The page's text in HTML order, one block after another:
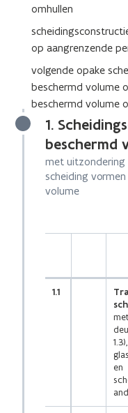
omhullen
op aangrenzende
volgende opake
beschermd volume
beschermd volume
1.
beschermd
met uitzondering
scheiding
volume
1.1
en